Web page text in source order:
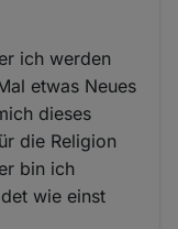
ich werden
etwas Neues
dieses
die Religion
bin ich
wie einst